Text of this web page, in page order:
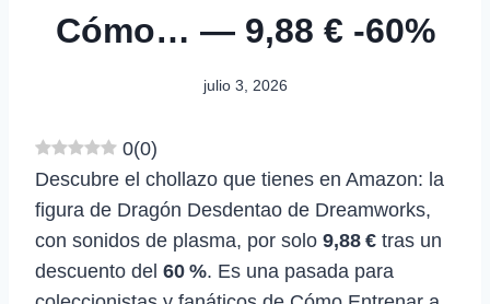
Cómo… — 9,88 € -60%
julio 3, 2026
0(0)
Descubre el chollazo que tienes en Amazon: la
figura de Dragón Desdentao de Dreamworks,
con sonidos de plasma, por solo 9,88 € tras un
descuento del 60 %. Es una pasada para